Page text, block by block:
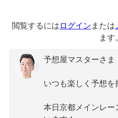
閲覧するには ログイン または
ます
予想屋マスターさま
いつも楽しく予想を
本日京都メインレ